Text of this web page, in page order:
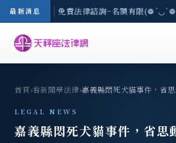
最新消息
-8/3(一) 現場免費法律諮詢~名額有限
首頁›看新聞學法律›嘉義縣悶死犬貓事件，省
LEGAL NEWS
嘉義縣悶死犬貓事件，省思